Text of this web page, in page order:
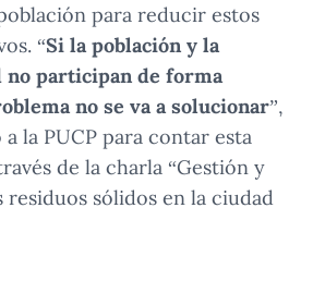
para reducir estos
“Si la población y la
participan de forma
no se va a solucionar”,
la PUCP para contar esta
de la charla “Gestión y
residuos sólidos en la ciudad